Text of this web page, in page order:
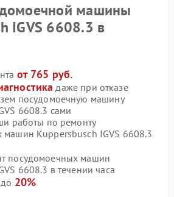
машины
IGVS 6608.3 в
от 765 руб.
даже при отказе
посудомоечную машину
6608.3 сами
работы по ремонту
машин Kuppersbusch IGVS 6608.3
посудомоечных машин
6608.3 в течении часа
20%